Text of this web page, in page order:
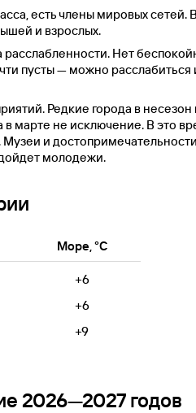
есть члены мировых сетей.
и взрослых.
Нет
пусты — можно расслабиться
Редкие города в несезон
марте не исключение. В это
Музеи и
молодежи.
Море, °C
+6
+6
+9
2026—2027 годов